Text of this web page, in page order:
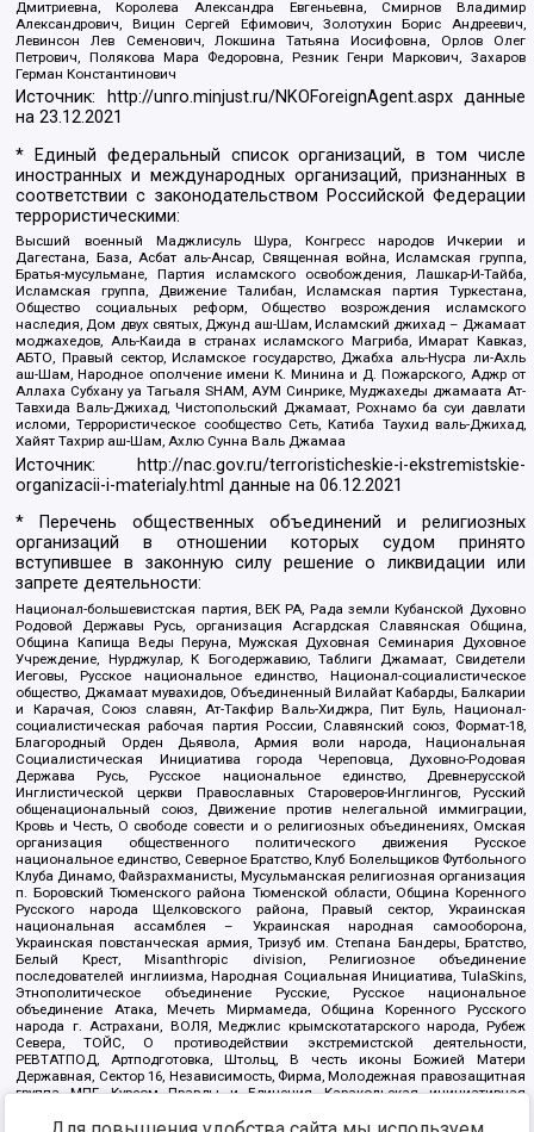
Дмитриевна, Королева Александра Евгеньевна, Смирнов Владимир
Александрович, Вицин Сергей Ефимович, Золотухин Борис Андреевич,
Левинсон Лев Семенович, Локшина Татьяна Иосифовна, Орлов Олег
Петрович, Полякова Мара Федоровна, Резник Генри Маркович, Захаров
Герман Константинович
Источник: http://unro.minjust.ru/NKOForeignAgent.aspxданные
на23.12.2021
* Единый федеральный список организаций, в том числе
иностранных и международных организаций, признанных в
соответствии с законодательством Российской Федерации
террористическими:
Высший военный Маджлисуль Шура, Конгресс народов Ичкерии и
Дагестана, База, Асбат аль-Ансар, Священная война, Исламская группа,
Братья-мусульмане, Партия исламского освобождения, Лашкар-И-Тайба,
Исламская группа, Движение Талибан, Исламская партия Туркестана,
Общество социальных реформ, Общество возрождения исламского
наследия, Дом двух святых, Джунд аш-Шам, Исламский джихад – Джамаат
моджахедов, Аль-Каида в странах исламского Магриба, Имарат Кавказ,
АБТО, Правый сектор, Исламское государство, Джабха аль-Нусра ли-Ахль
аш-Шам, Народное ополчение имени К. Минина и Д. Пожарского, Аджр от
Аллаха Субхану уа Тагьаля SHAM, АУМ Синрике, Муджахеды джамаата Ат-
Тавхида Валь-Джихад, Чистопольский Джамаат, Рохнамо ба суи давлати
исломи, Террористическое сообщество Сеть, Катиба Таухид валь-Джихад,
Хайят Тахрир аш-Шам, Ахлю Сунна Валь Джамаа
Источник:
http://nac.gov.ru/terroristicheskie-i-ekstremistskie-
organizacii-i-materialy.html данные на06.12.2021
* Перечень общественных объединений и религиозных
организаций в отношении которых судом принято
вступившее в законную силу решение о ликвидации или
запрете деятельности:
Национал-большевистская партия, ВЕК РА, Рада земли Кубанской Духовно
Родовой Державы Русь, организация Асгардская Славянская Община,
Община Капища Веды Перуна, Мужская Духовная Семинария Духовное
Учреждение, Нурджулар, К Богодержавию, Таблиги Джамаат, Свидетели
Иеговы, Русское национальное единство, Национал-социалистическое
общество, Джамаат мувахидов, Объединенный Вилайат Кабарды, Балкарии
и Карачая, Союз славян, Ат-Такфир Валь-Хиджра, Пит Буль, Национал-
социалистическая рабочая партия России, Славянский союз, Формат-18,
Благородный Орден Дьявола, Армия воли народа, Национальная
Социалистическая Инициатива города Череповца, Духовно-Родовая
Держава Русь, Русское национальное единство, Древнерусской
Инглистической церкви Православных Староверов-Инглингов, Русский
общенациональный союз, Движение против нелегальной иммиграции,
Кровь и Честь, О свободе совести и о религиозных объединениях, Омская
организация общественного политического движения Русское
национальное единство, Северное Братство, Клуб Болельщиков Футбольного
Клуба Динамо, Файзрахманисты, Мусульманская религиозная организация
п. Боровский Тюменского района Тюменской области, Община Коренного
Русского народа Щелковского района, Правый сектор, Украинская
национальная ассамблея – Украинская народная самооборона,
Украинская повстанческая армия, Тризуб им. Степана Бандеры, Братство,
Белый Крест, Misanthropic division, Религиозное объединение
последователей инглиизма, Народная Социальная Инициатива, TulaSkins,
Этнополитическое объединение Русские, Русское национальное
объединение Атака, Мечеть Мирмамеда, Община Коренного Русского
народа г. Астрахани, ВОЛЯ, Меджлис крымскотатарского народа, Рубеж
Севера, ТОЙС, О противодействии экстремистской деятельности,
РЕВТАТПОД, Артподготовка, Штольц, В честь иконы Божией Матери
Державная, Сектор 16, Независимость, Фирма, Молодежная правозащитная
группа МПГ, Курсом Правды и Единения, Каракольская инициативная
Благотворительный пансионат Ак Умут, Русская республика Русь,